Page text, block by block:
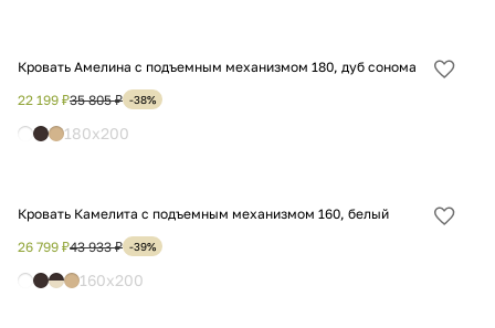
Кровать Амелина с подъемным механизмом 180, дуб сонома
22 199 ₽35 805 ₽ -38%
180x200
Кровать Камелита с подъемным механизмом 160, белый
26 799 ₽43 933 ₽ -39%
160x200